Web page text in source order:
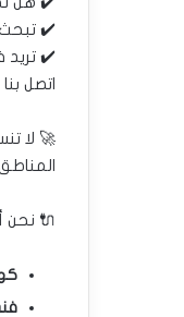
✔️
✔️ تريد
اتصل
🚀 لا
🔌 نحن